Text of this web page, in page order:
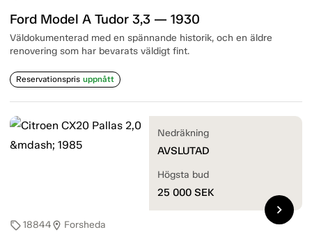
Ford Model A Tudor 3,3 — 1930
Väldokumenterad med en spännande historik, och en äldre
renovering som har bevarats väldigt fint.
Reservationspris uppnått
sell18844location_on Forsheda
Nedräkning
AVSLUTAD
Högsta bud
25 000 SEK
chevron_right